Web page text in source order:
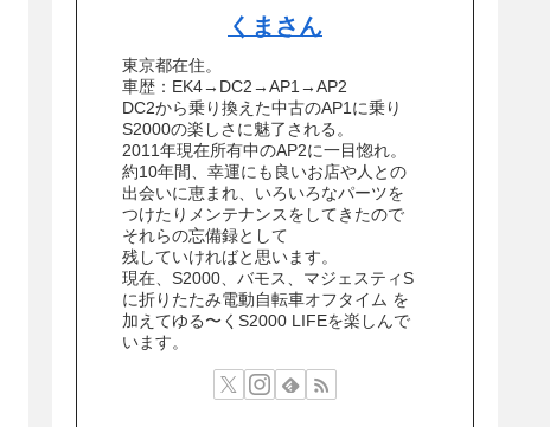
くまさん
東京都在住。
車歴：EK4→DC2→AP1→AP2
DC2から乗り換えた中古のAP1に乗り
S2000の楽しさに魅了される。
2011年現在所有中のAP2に一目惚れ。
約10年間、幸運にも良いお店や人との
出会いに恵まれ、いろいろなパーツを
つけたりメンテナンスをしてきたので
それらの忘備録として
残していければと思います。
現在、S2000、バモス、マジェスティS
に折りたたみ電動自転車オフタイム を
加えてゆる〜くS2000 LIFEを楽しんで
います。